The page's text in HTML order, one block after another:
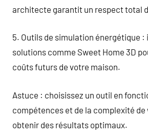
architecte garantit un respect total
5. Outils de simulation énergétique :
solutions comme Sweet Home 3D
coûts futurs de votre maison.
Astuce : choisissez un outil en
compétences et de la complexité
obtenir des résultats optimaux.